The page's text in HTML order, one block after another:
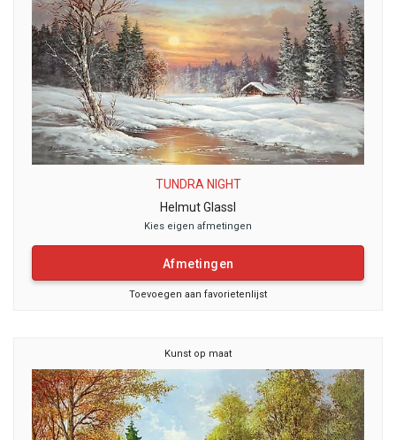
TUNDRA NIGHT
Helmut Glassl
Kies eigen afmetingen
Afmetingen
Toevoegen aan favorietenlijst
Kunst op maat